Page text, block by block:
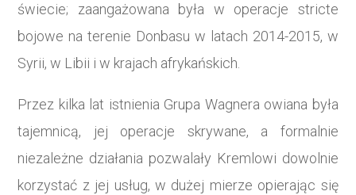
świecie; zaangażowana była w operacje stricte
bojowe na terenie Donbasu w latach 2014-2015, w
Syrii, w Libii i w krajach afrykańskich.
Przez kilka lat istnienia Grupa Wagnera owiana była
tajemnicą, jej operacje skrywane, a formalnie
niezależne działania pozwalały Kremlowi dowolnie
korzystać z jej usług, w dużej mierze opierając się